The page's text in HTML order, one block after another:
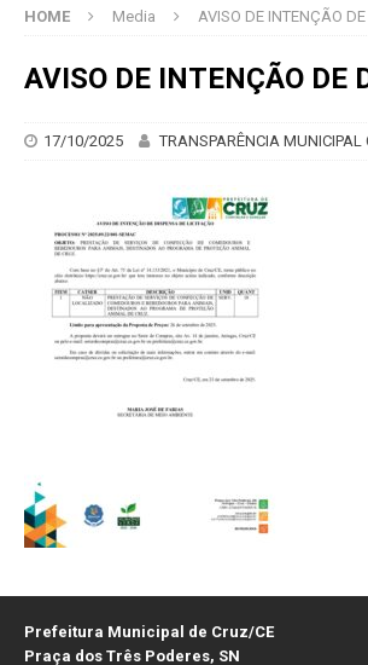
HOME Media AVISO DE INTENÇÃO
AVISO DE INTENÇÃO DE
17/10/2025 TRANSPARÊNCIA MUNICIPAL
Prefeitura Municipal de Cruz/CE
Praça dos Três Poderes, SN